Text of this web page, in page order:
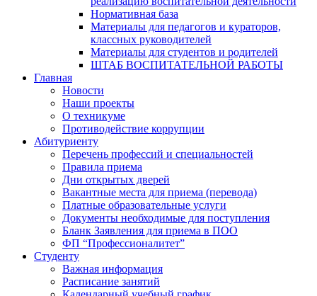
Нормативная база
Материалы для педагогов и кураторов,
классных руководителей
Материалы для студентов и родителей
ШТАБ ВОСПИТАТЕЛЬНОЙ РАБОТЫ
Главная
Новости
Наши проекты
О техникуме
Противодействие коррупции
Абитуриенту
Перечень профессий и специальностей
Правила приема
Дни открытых дверей
Вакантные места для приема (перевода)
Платные образовательные услуги
Документы необходимые для поступления
Бланк Заявления для приема в ПОО
ФП “Профессионалитет”
Студенту
Важная информация
Расписание занятий